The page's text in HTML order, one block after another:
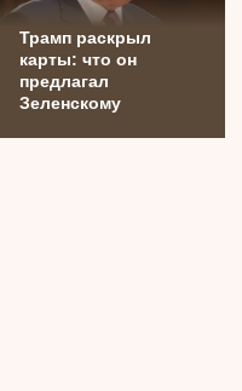
Трамп раскрыл
карты: что он
предлагал
Зеленскому